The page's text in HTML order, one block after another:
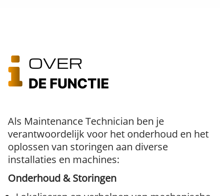
OVER
DE FUNCTIE
Als Maintenance Technician ben je
verantwoordelijk voor het onderhoud en het
oplossen van storingen aan diverse
installaties en machines:
Onderhoud & Storingen